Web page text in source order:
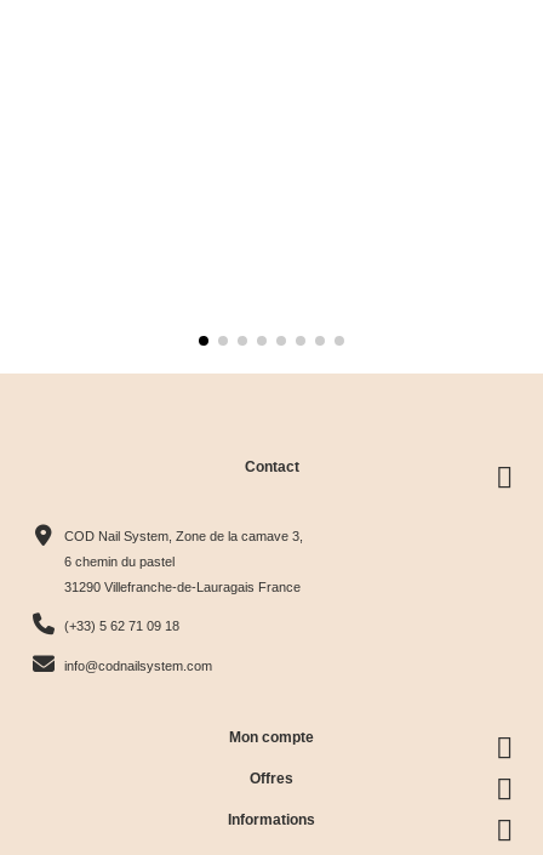
Contact
COD Nail System, Zone de la camave 3,
6 chemin du pastel
31290 Villefranche-de-Lauragais France
(+33) 5 62 71 09 18
info@codnailsystem.com
Mon compte
Offres
Informations